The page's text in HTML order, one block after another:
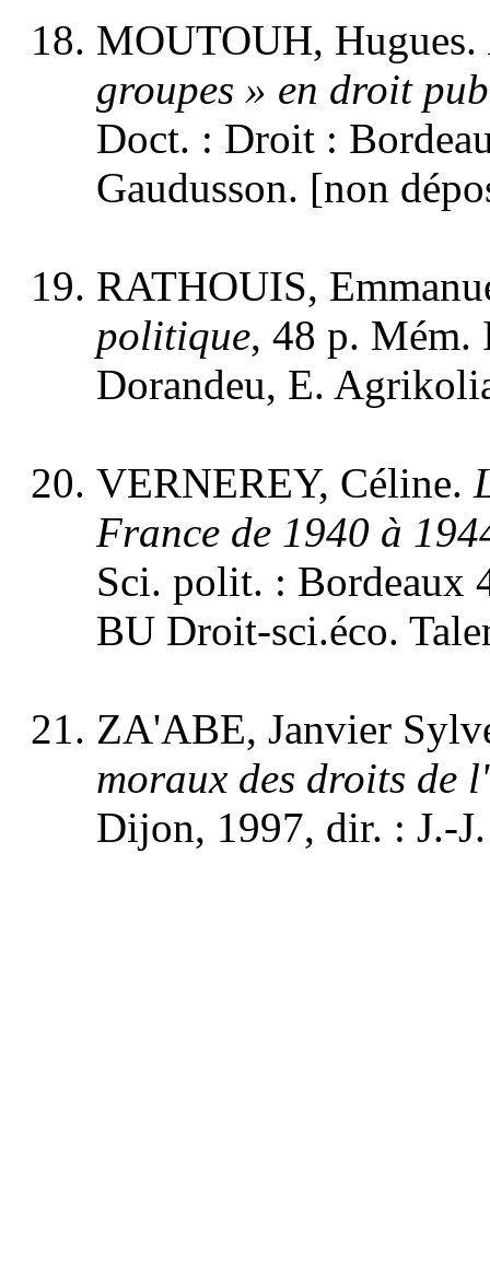
MOUTOUH, Hugues.
groupes » en droit
Doct. : Droit :
Gaudusson. [non
RATHOUIS,
politique, 48 p. Mém.
Dorandeu, E.
VERNEREY, Céline.
France de 1940 à
Sci. polit. : Bordeaux
BU Droit-sci.éco.
ZA'ABE, Janvier
moraux des droits de
Dijon, 1997, dir. : J.-